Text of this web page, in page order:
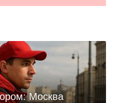
Москва